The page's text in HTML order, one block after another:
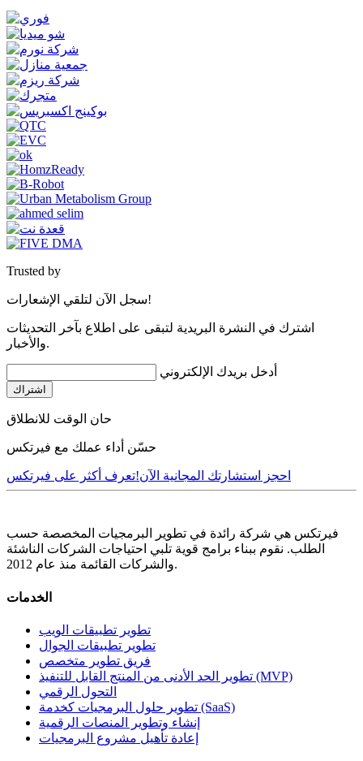
Trusted by
سجل الآن لتلقي الإشعارات!
اشترك في النشرة البريدية لتبقى على اطلاع بآخر التحديثات
والأخبار.
أدخل بريدك الإلكتروني
اشتراك
حان الوقت للانطلاق
حسّن أداء عملك مع فيرتكس
احجز استشارتك المجانية الآن!تعرف أكثر على فيرتكس
فيرتكس هي شركة رائدة في تطوير البرمجيات المخصصة حسب
الطلب. نقوم ببناء برامج قوية تلبي احتياجات الشركات الناشئة
والشركات القائمة منذ عام 2012.
الخدمات
تطوير تطبيقات الويب
تطوير تطبيقات الجوال
فريق تطوير متخصص
تطوير الحد الأدنى من المنتج القابل للتنفيذ (MVP)
التحول الرقمي
تطوير حلول البرمجيات كخدمة (SaaS)
إنشاء وتطوير المنصات الرقمية
إعادة تأهيل مشروع البرمجيات